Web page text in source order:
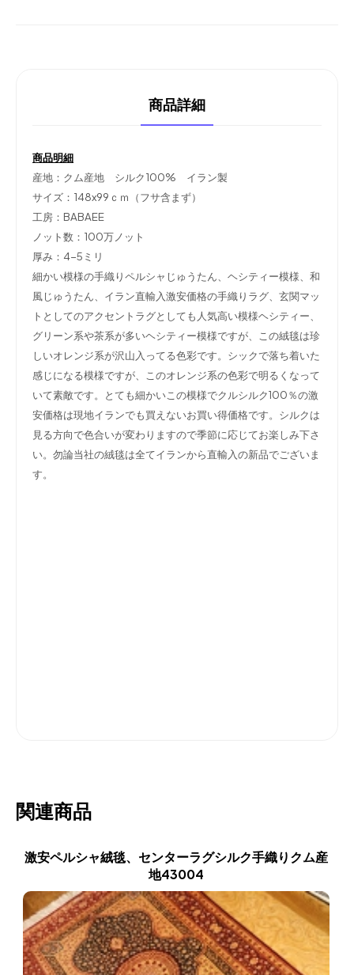
商品詳細
商品明細
産地：クム産地 シルク100% イラン製
サイズ：148x99ｃｍ（フサ含まず）
工房：BABAEE
ノット数：100万ノット
厚み：4-5ミリ
細かい模様の手織りペルシャじゅうたん、ヘシティー模様、和
風じゅうたん、イラン直輸入激安価格の手織りラグ、玄関マッ
トとしてのアクセントラグとしても人気高い模様ヘシティー、
グリーン系や茶系が多いヘシティー模様ですが、この絨毯は珍
しいオレンジ系が沢山入ってる色彩です。シックで落ち着いた
感じになる模様ですが、このオレンジ系の色彩で明るくなって
いて素敵です。とても細かいこの模様でクルシルク100％の激
安価格は現地イランでも買えないお買い得価格です。シルクは
見る方向で色合いが変わりますので季節に応じてお楽しみ下さ
い。勿論当社の絨毯は全てイランから直輸入の新品でございま
す。
関連商品
激安ペルシャ絨毯、センターラグシルク手織りクム産
地43004